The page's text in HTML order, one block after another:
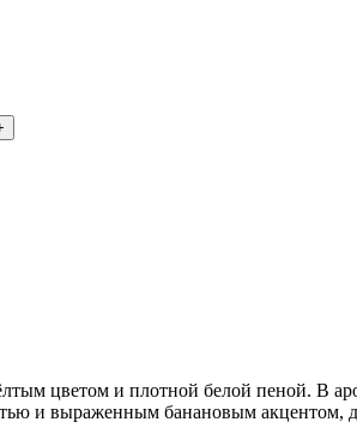
цветом и плотной белой пеной. В
и выраженным банановым акцентом,